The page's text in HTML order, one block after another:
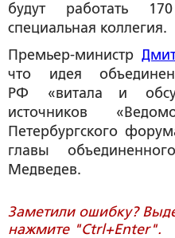
будут работать
специальная коллегия.
Премьер-министр
что идея
РФ «витала и
источников
Петербургского
главы
Медведев.
Заметили ошибку?
нажмите "Ctrl+Enter".